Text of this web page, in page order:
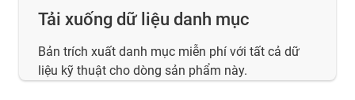
Tải xuống dữ liệu danh mục
Bản trích xuất danh mục miễn phí với tất cả dữ
liệu kỹ thuật cho dòng sản phẩm này.